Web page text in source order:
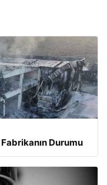
Fabrikanın Durumu